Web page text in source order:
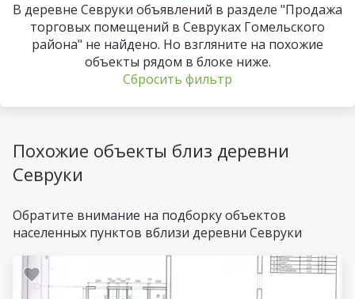
В деревне Севруки объявлений в разделе "Продажа
торговых помещений в Севруках Гомельского
района" не найдено. Но взгляните на похожие
объекты рядом в блоке ниже.
Сбросить фильтр
Похожие объекты близ деревни
Севруки
Обратите внимание на подборку объектов
населенных пунктов вблизи деревни Севруки